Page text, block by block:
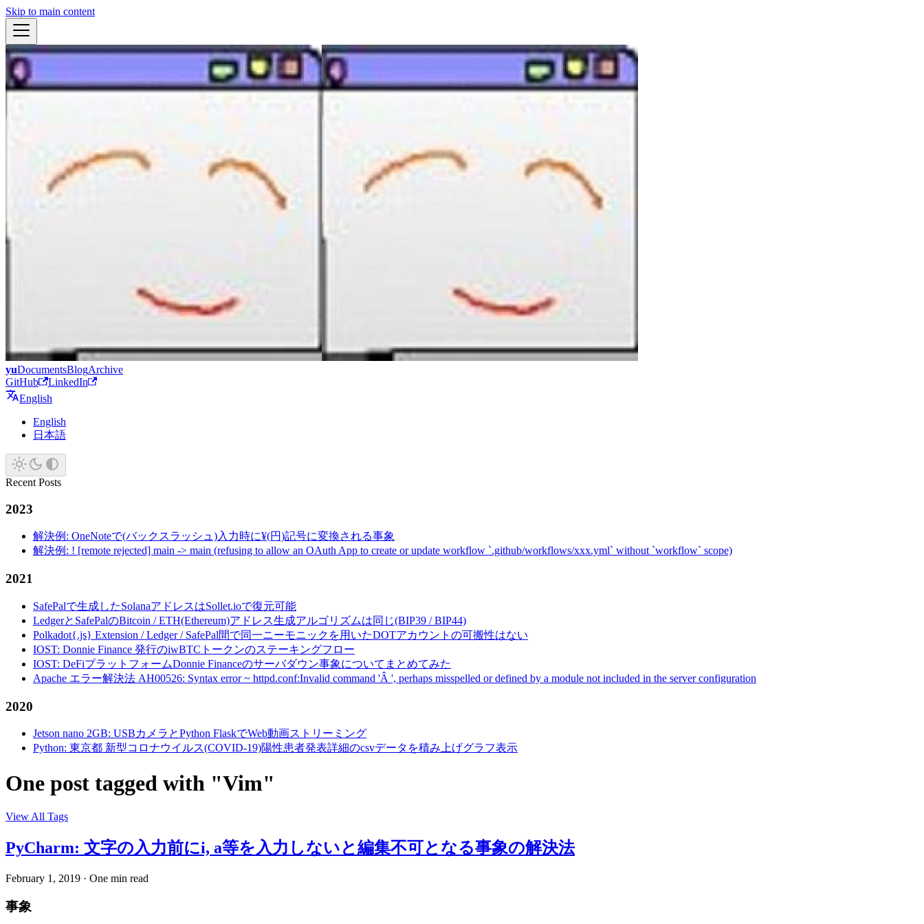
Skip to main content
yuDocumentsBlogArchive
GitHub
LinkedIn
English
English
日本語
Recent Posts
2023
解決例: OneNoteで(バックスラッシュ)入力時に¥(円)記号に変換される事象
解決例: ! [remote rejected] main -> main (refusing to allow an OAuth App to create or update workflow `.github/workflows/xxx.yml` without `workflow` scope)
2021
SafePalで生成したSolanaアドレスはSollet.ioで復元可能
LedgerとSafePalのBitcoin / ETH(Ethereum)アドレス生成アルゴリズムは同じ(BIP39 / BIP44)
Polkadot{.js} Extension / Ledger / SafePal間で同一ニーモニックを用いたDOTアカウントの可搬性はない
IOST: Donnie Finance 発行のiwBTCトークンのステーキングフロー
IOST: DeFiプラットフォームDonnie Financeのサーバダウン事象についてまとめてみた
Apache エラー解決法 AH00526: Syntax error ~ httpd.conf:Invalid command 'Â ', perhaps misspelled or defined by a module not included in the server configuration
2020
Jetson nano 2GB: USBカメラとPython FlaskでWeb動画ストリーミング
Python: 東京都 新型コロナウイルス(COVID-19)陽性患者発表詳細のcsvデータを積み上げグラフ表示
One post tagged with "Vim"
View All Tags
PyCharm: 文字の入力前にi, a等を入力しないと編集不可となる事象の解決法
February 1, 2019 · One min read
事象